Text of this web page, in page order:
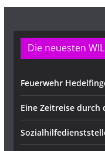
Die neuesten
Feuerwehr
Eine Zeitreise durch